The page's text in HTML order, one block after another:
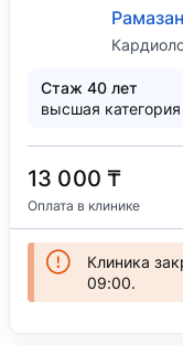
Стаж 40 лет
высшая категория
13 000 ₸
Оплата в клинике
Клиника
09:00.